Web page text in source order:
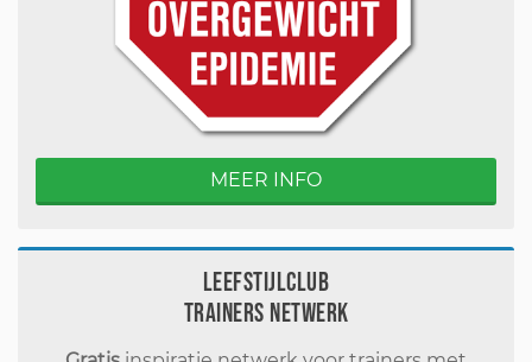
MEER INFO
Leefstijlclub
Trainers Netwerk